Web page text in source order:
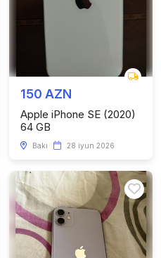
150 AZN
Apple iPhone SE (2020)
64 GB
Bakı 28 iyun 2026